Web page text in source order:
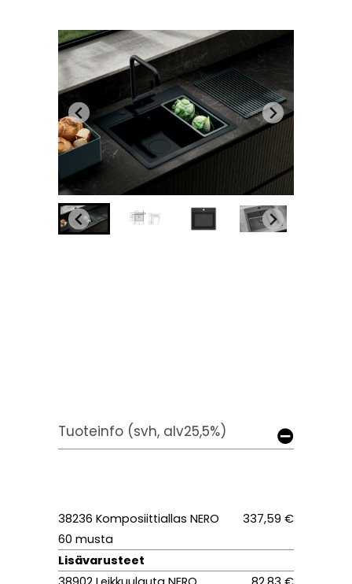
Tuoteinfo (svh, alv25,5%)
38236 Komposiittiallas NERO
60 musta
337,59 €
Lisävarusteet